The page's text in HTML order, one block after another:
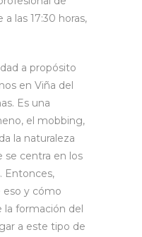
las 17:30 horas,
a propósito
en Viña del
Es una
el mobbing,
la naturaleza
se centra en los
Entonces,
eso y cómo
la formación del
a este tipo de